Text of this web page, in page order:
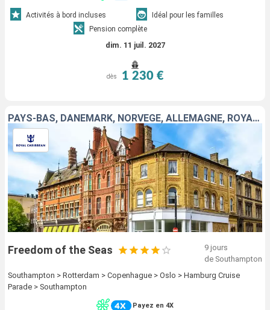
Activités à bord incluses
Idéal pour les familles
Pension complète
dim. 11 juil. 2027
dès 1 230 €
PAYS-BAS, DANEMARK, NORVÈGE, ALLEMAGNE, ROYAUME-UNI
Freedom of the Seas
9 jours
de Southampton
Southampton > Rotterdam > Copenhague > Oslo > Hamburg Cruise
Parade > Southampton
Payez en 4X